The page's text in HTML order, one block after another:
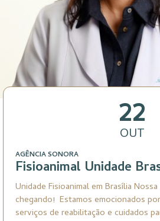
22
OUT
AGÊNCIA SONORA
Fisioanimal Unidade
Unidade Fisioanimal em Brasília
chegando! Estamos emocionados
serviços de reabilitação e cuidados